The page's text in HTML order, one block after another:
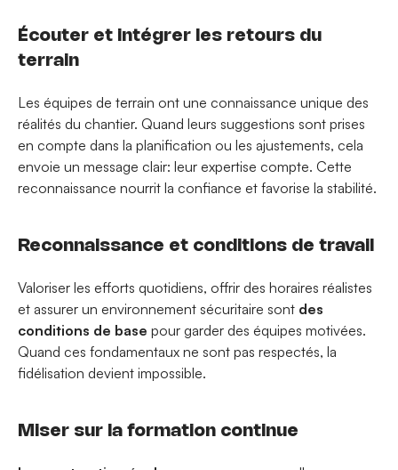
Écouter et intégrer les retours du
terrain
Les équipes de terrain ont une connaissance unique des
réalités du chantier. Quand leurs suggestions sont prises
en compte dans la planification ou les ajustements, cela
envoie un message clair: leur expertise compte. Cette
reconnaissance nourrit la confiance et favorise la stabilité.
Reconnaissance et conditions de travail
Valoriser les efforts quotidiens, offrir des horaires réalistes
et assurer un environnement sécuritaire sont des
conditions de base pour garder des équipes motivées.
Quand ces fondamentaux ne sont pas respectés, la
fidélisation devient impossible.
Miser sur la formation continue